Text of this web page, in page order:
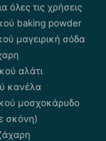
όλες τις χρήσεις
baking powder
μαγειρική σόδα
αλάτι
κανέλα
μοσχοκάρυδο
σκόνη)